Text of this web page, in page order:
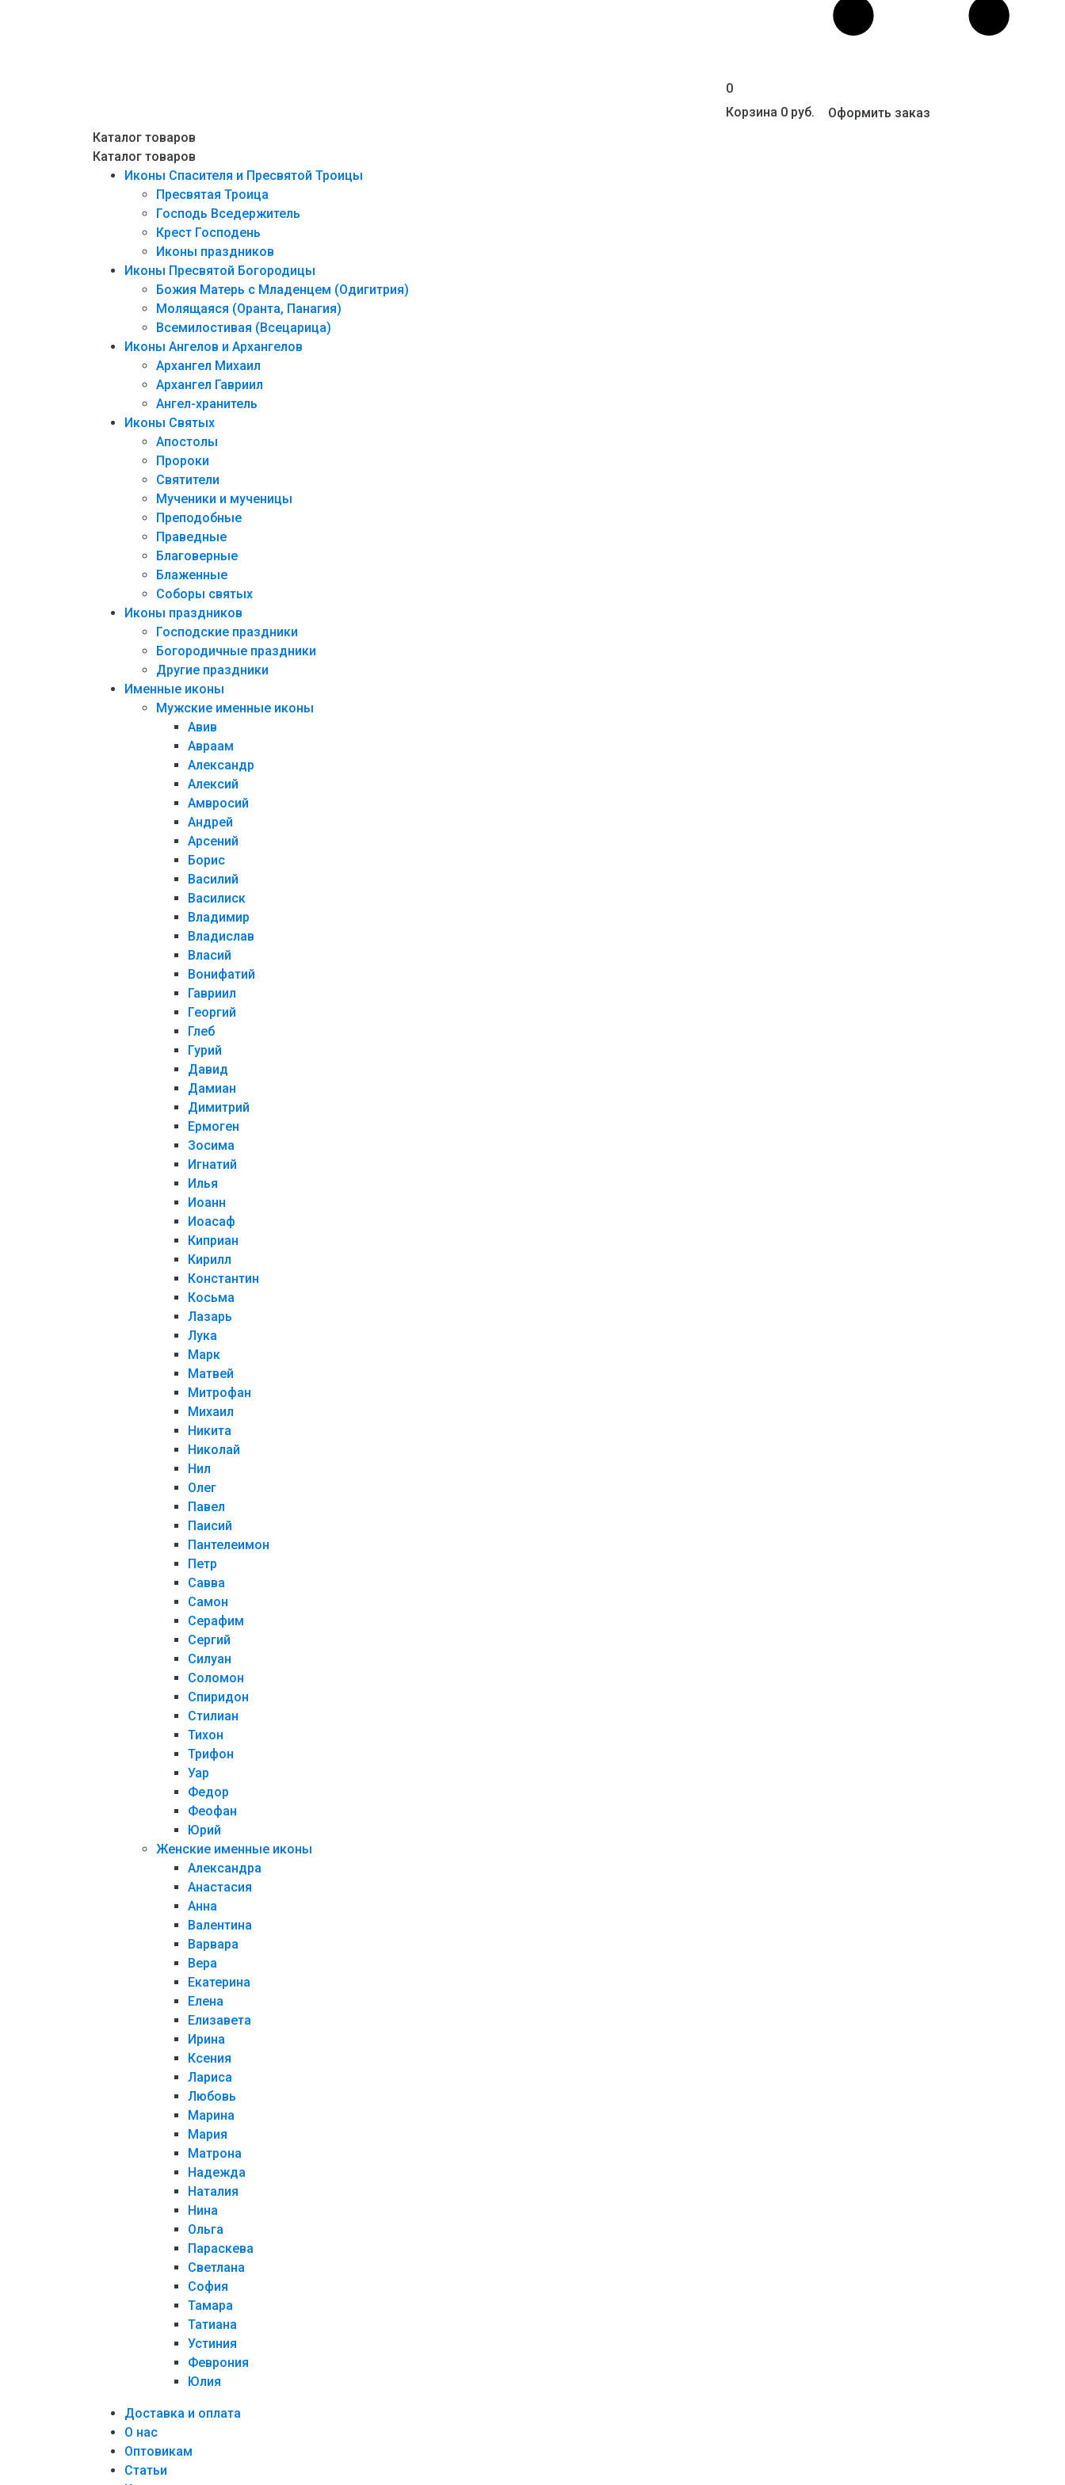
0
Корзина 0 руб.
Оформить заказ
Каталог товаров
Каталог товаров
Иконы Спасителя и Пресвятой Троицы
Пресвятая Троица
Господь Вседержитель
Крест Господень
Иконы праздников
Иконы Пресвятой Богородицы
Божия Матерь с Младенцем (Одигитрия)
Молящаяся (Оранта, Панагия)
Всемилостивая (Всецарица)
Иконы Ангелов и Архангелов
Архангел Михаил
Архангел Гавриил
Ангел-хранитель
Иконы Святых
Апостолы
Пророки
Святители
Мученики и мученицы
Преподобные
Праведные
Благоверные
Блаженные
Соборы святых
Иконы праздников
Господские праздники
Богородичные праздники
Другие праздники
Именные иконы
Мужские именные иконы
Авив
Авраам
Александр
Алексий
Амвросий
Андрей
Арсений
Борис
Василий
Василиск
Владимир
Владислав
Власий
Вонифатий
Гавриил
Георгий
Глеб
Гурий
Давид
Дамиан
Димитрий
Ермоген
Зосима
Игнатий
Илья
Иоанн
Иоасаф
Киприан
Кирилл
Константин
Косьма
Лазарь
Лука
Марк
Матвей
Митрофан
Михаил
Никита
Николай
Нил
Олег
Павел
Паисий
Пантелеимон
Петр
Савва
Самон
Серафим
Сергий
Силуан
Соломон
Спиридон
Стилиан
Тихон
Трифон
Уар
Федор
Феофан
Юрий
Женские именные иконы
Александра
Анастасия
Анна
Валентина
Варвара
Вера
Екатерина
Елена
Елизавета
Ирина
Ксения
Лариса
Любовь
Марина
Мария
Матрона
Надежда
Наталия
Нина
Ольга
Параскева
Светлана
София
Тамара
Татиана
Устиния
Феврония
Юлия
Доставка и оплата
О нас
Оптовикам
Статьи